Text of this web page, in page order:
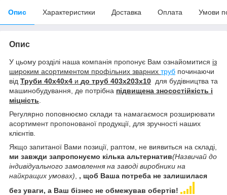
Опис Характеристики Доставка Оплата Умови
Опис
У цьому розділі наша компанія пропонує Вам ознайомитися із
широким асортиментом профільних зварних труб починаючи
від Труби 40х40х4 и до труб 403х203х10 для будівництва та
машинобудування, де потрібна підвищена зносостійкість і
міцність
Регулярно поповнюємо склади та намагаємося розширювати
асортимент пропонованої продукції, для зручності наших
клієнтів.
Якщо запитаної Вами позиції, раптом, не виявиться на складі,
ми завжди запропонуємо кілька альтернатив(Назвичай до
індивідуального замовлення на заводі виробники на
найкращих умовах)
, щоб Ваша потреба не залишилася
без уваги, а Ваш бізнес не обмежував обертів!